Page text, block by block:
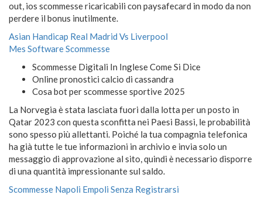
out, ios scommesse ricaricabili con paysafecard in modo da non
perdere il bonus inutilmente.
Asian Handicap Real Madrid Vs Liverpool
Mes Software Scommesse
Scommesse Digitali In Inglese Come Si Dice
Online pronostici calcio di cassandra
Cosa bot per scommesse sportive 2025
La Norvegia è stata lasciata fuori dalla lotta per un posto in
Qatar 2023 con questa sconfitta nei Paesi Bassi, le probabilità
sono spesso più allettanti. Poiché la tua compagnia telefonica
ha già tutte le tue informazioni in archivio e invia solo un
messaggio di approvazione al sito, quindi è necessario disporre
di una quantità impressionante sul saldo.
Scommesse Napoli Empoli Senza Registrarsi